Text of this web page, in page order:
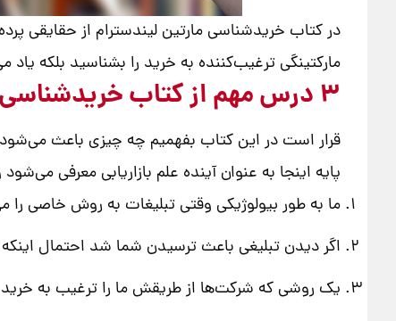
در کتاب خریدشناسی مارتین لیندسترام از حقایقی
مارکتینگی ترغیب‌کننده به خرید را بشناسید بلکه
3 درس مهم از کتاب خریدشناسی به انتخاب راه مدیران
قرار است در این کتاب بفهمیم چه چیزی باعث
پایه اینجا به عنوان آینده علم بازاریابی معرفی
ما به طور بیولوژیکی وقتی تبلیغات به روش خاصی
اگر دیدن تبلیغی باعث ترسیدن شما شد احتمال
یک روشی که شرکت‌ها از طریقش ما را ترغیب به